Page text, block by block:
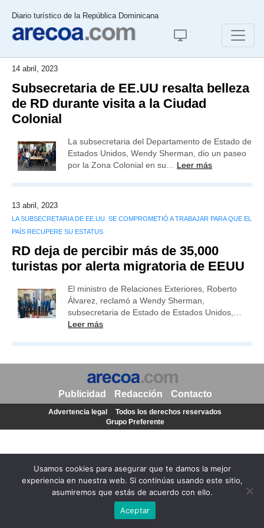
Diario turístico de la República Dominicana
14 abril, 2023
Subsecretaria de EE.UU resalta belleza
de RD durante visita a la Ciudad
Colonial
La subsecretaria del Departamento de Estado de
Estados Unidos, Wendy Sherman, dio un paseo
por la Zona Colonial en su… Leer más
13 abril, 2023
LA SUBSECRETARIA DE EE.UU. SE COMPROMETIÓ A TRABAJAR PARA QUE EL
PAÍS RECUPERE SU ESTATUS
RD deja de percibir más de 35,000
turistas por alerta migratoria de EEUU
El ministro de Relaciones Exteriores, Roberto
Álvarez, reclamó a Wendy Sherman,
subsecretaria de Estado de Estados Unidos,…
Leer más
Usamos cookies para asegurar que te damos la mejor
experiencia en nuestra web. Si continúas usando este sitio,
asumiremos que estás de acuerdo con ello.
Aceptar
Publicidad Redacción Contacto
Advertencia legal
Todos los derechos reservados
Grupo Preferente